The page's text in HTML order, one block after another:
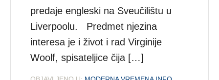
predaje engleski na Sveučilištu u
Liverpoolu. Predmet njezina
interesa je i život i rad Virginije
Woolf, spisateljice čija […]